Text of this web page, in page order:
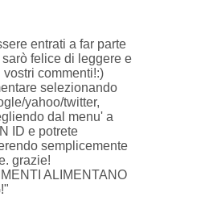
entrati a far parte
felice di leggere e
commenti!:)
selezionando
yahoo/twitter,
dal menu' a
ID e potrete
semplicemente
grazie!
ALIMENTANO